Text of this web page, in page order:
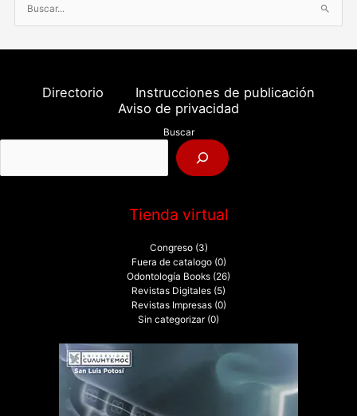
u
s
o
:
Directorio
Instrucciones de publicación
Aviso de privacidad
Buscar
Tienda virtual
Congreso (3)
Fuera de catalogo (0)
Odontología Books (26)
Revistas Digitales (5)
Revistas Impresas (0)
Sin categorizar (0)